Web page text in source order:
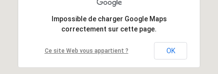
Impossible de charger Google Maps
correctement sur cette page.
Ce site Web vous appartient ? OK
Impossible de charger Google Maps
correctement sur cette page.
Ce site Web vous appartient ? OK